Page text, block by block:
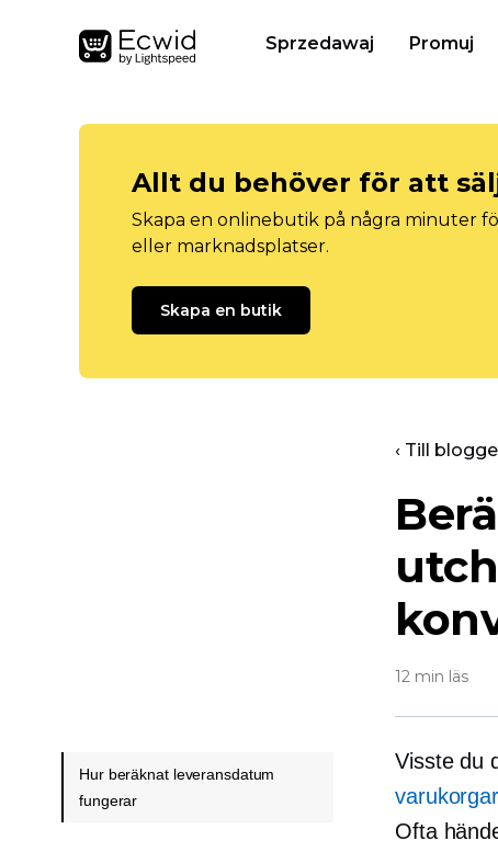
Sprzedawaj Promuj
Allt du behöver för att
Skapa en onlinebutik på några minuter
eller marknadsplatser.
Skapa en butik
‹ Till
12 min läs
Visste du
varukorgar
Ofta
Hur beräknat leveransdatum
fungerar